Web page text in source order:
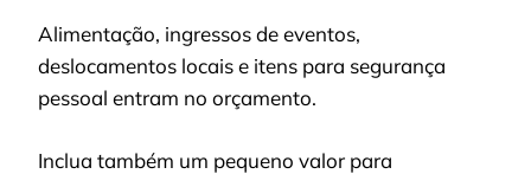
Alimentação, ingressos de eventos,
deslocamentos locais e itens para segurança
pessoal entram no orçamento.
Inclua também um pequeno valor para